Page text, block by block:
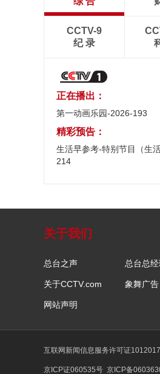
CCTV-9
纪 录
正在播出：
第一动画乐园-2026-193
精彩预告：
生活早参考-特别节目（生
214
关于我们
总台之声 总台总
关于CCTV.com 象舞广告
网站声明
互联网新闻信息服务许可证
京ICP证060535号 京ICP备